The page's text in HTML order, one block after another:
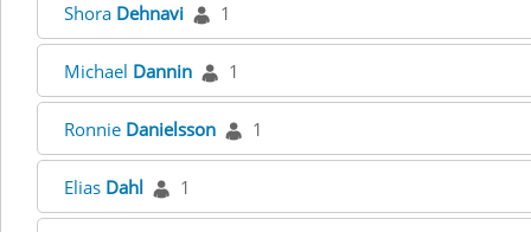
Shora Dehnavi 1
Michael Dannin 1
Ronnie Danielsson 1
Elias Dahl 1